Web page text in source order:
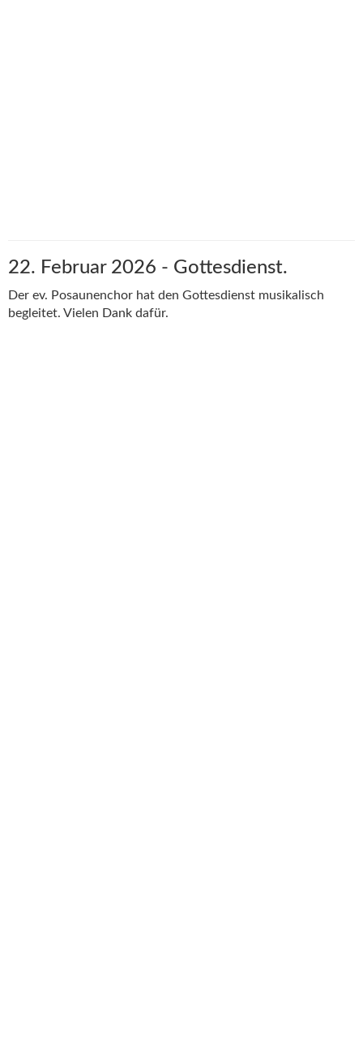
22. Februar 2026 - Gottesdienst.
Der ev. Posaunenchor hat den Gottesdienst musikalisch
begleitet. Vielen Dank dafür.